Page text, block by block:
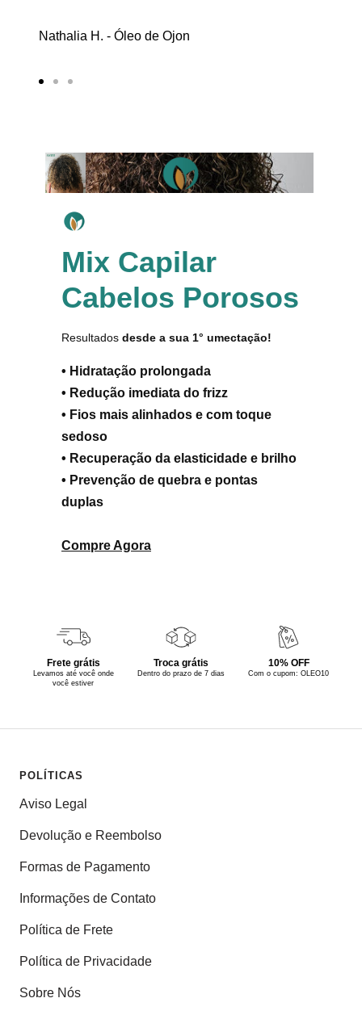
Nathalia H. - Óleo de Ojon
2 3
Mix Capilar
Cabelos Porosos
Resultados desde a sua 1° umectação!
• Hidratação prolongada
• Redução imediata do frizz
• Fios mais alinhados e com toque
sedoso
• Recuperação da elasticidade e brilho
• Prevenção de quebra e pontas
duplas
Compre Agora
Frete grátis
Levamos até você onde
você estiver
Troca grátis
Dentro do prazo de 7 dias
10% OFF
Com o cupom: OLEO10
POLÍTICAS
Aviso Legal
Devolução e Reembolso
Formas de Pagamento
Informações de Contato
Política de Frete
Política de Privacidade
Sobre Nós